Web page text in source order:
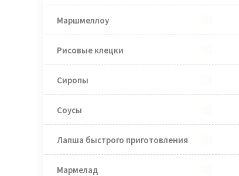
Маршмеллоу
Рисовые клецки
Сиропы
Соусы
Лапша быстрого приготовления
Мармелад